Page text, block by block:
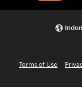
Terms of Use